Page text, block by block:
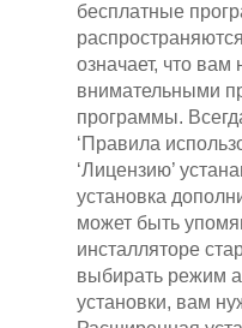
бесплатные
означает, что
внимательными
программы.
‘Правила
‘Лицензию’
установка
может быть
инсталляторе
выбирать режим
установки, вам